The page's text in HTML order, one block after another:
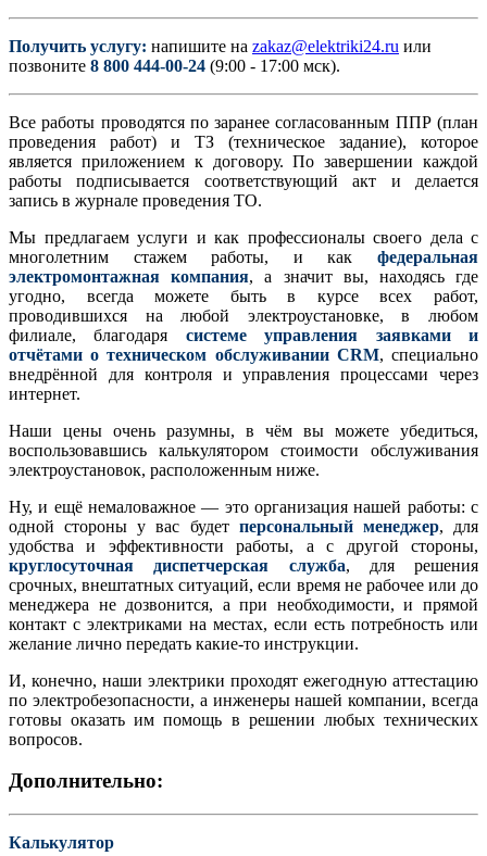
Получить услугу: напишите на zakaz@elektriki24.ru или
позвоните 8 800 444-00-24 (9:00 - 17:00 мск).
Все работы проводятся по заранее согласованным ППР (план
проведения работ) и ТЗ (техническое задание), которое
является приложением к договору. По завершении каждой
работы подписывается соответствующий акт и делается
запись в журнале проведения ТО.
Мы предлагаем услуги и как профессионалы своего дела с
многолетним стажем работы, и как федеральная
электромонтажная компания, а значит вы, находясь где
угодно, всегда можете быть в курсе всех работ,
проводившихся на любой электроустановке, в любом
филиале, благодаря системе управления заявками и
отчётами о техническом обслуживании CRM, специально
внедрённой для контроля и управления процессами через
интернет.
Наши цены очень разумны, в чём вы можете убедиться,
воспользовавшись калькулятором стоимости обслуживания
электроустановок, расположенным ниже.
Ну, и ещё немаловажное — это организация нашей работы: с
одной стороны у вас будет персональный менеджер, для
удобства и эффективности работы, а с другой стороны,
круглосуточная диспетчерская служба, для решения
срочных, внештатных ситуаций, если время не рабочее или до
менеджера не дозвонится, а при необходимости, и прямой
контакт с электриками на местах, если есть потребность или
желание лично передать какие-то инструкции.
И, конечно, наши электрики проходят ежегодную аттестацию
по электробезопасности, а инженеры нашей компании, всегда
готовы оказать им помощь в решении любых технических
вопросов.
Дополнительно:
Калькулятор